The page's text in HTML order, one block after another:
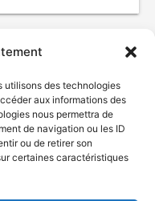
utilisons des technologies
aux informations des
nous permettra de
de navigation ou les ID
ou de retirer son
certaines caractéristiques